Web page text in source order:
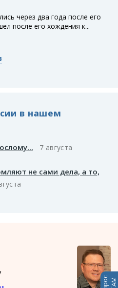
через два года после его
после его хождения к...
в нашем
7 августа
не сами дела, а то,